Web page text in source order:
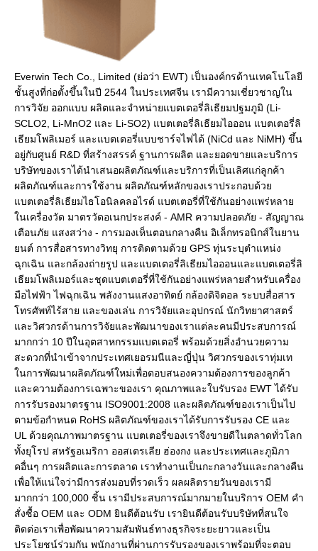
Everwin Tech Co., Limited (ย่อว่า EWT) เป็นองค์กรด้านเทคโนโลยี
ชั้นสูงที่ก่อตั้งขึ้นในปี 2544 ในประเทศจีน เรามีความเชี่ยวชาญใน
การวิจัย ออกแบบ ผลิตและจำหน่ายแบตเตอรี่ลิเธียมปฐมภูมิ (Li-
SCLO2, Li-MnO2 และ Li-SO2) แบตเตอรี่ลิเธียมไอออน แบตเตอรี่ลิ
เธียมโพลิเมอร์ และแบตเตอรี่แบบชาร์จไฟได้ (NiCd และ NiMH) ขึ้น
อยู่กับศูนย์ R&D ที่สร้างสรรค์ ฐานการผลิต และยอดขายและบริการ
บริษัทของเราได้นำเสนอผลิตภัณฑ์และบริการที่เป็นเลิศแก่ลูกค้า
ผลิตภัณฑ์และการใช้งาน ผลิตภัณฑ์หลักของเราประกอบด้วย
แบตเตอรี่ลิเธียมไธโอนิลคลอไรด์ แบตเตอรี่ที่ใช้กันอย่างแพร่หลาย
ในเครื่องวัด มาตรวัดอเนกประสงค์ - AMR ความปลอดภัย - สัญญาณ
เตือนภัย แสงสว่าง - การมองเห็นตอนกลางคืน อิเล็กทรอนิกส์ในยาน
ยนต์ การสื่อสารทางวิทยุ การติดตามด้วย GPS ทุ่นระบุตำแหน่ง
ฉุกเฉิน และกล้องถ่ายรูป และแบตเตอรี่ลิเธียมไอออนและแบตเตอรี่ลิ
เธียมโพลิเมอร์และชุดแบตเตอรี่ที่ใช้กันอย่างแพร่หลายสำหรับเครื่อง
มือไฟฟ้า ไฟฉุกเฉิน พลังงานแสงอาทิตย์ กล้องดิจิตอล ระบบสื่อสาร
โทรศัพท์ไร้สาย และของเล่น การวิจัยและอุปกรณ์ นักวิทยาศาสตร์
และวิศวกรด้านการวิจัยและพัฒนาของเราแต่ละคนมีประสบการณ์
มากกว่า 10 ปีในอุตสาหกรรมแบตเตอรี่ พร้อมด้วยสิ่งอำนวยความ
สะดวกที่นำเข้าจากประเทศเยอรมนีและญี่ปุ่น วิศวกรของเราทุ่มเท
ในการพัฒนาผลิตภัณฑ์ใหม่เพื่อตอบสนองความต้องการของลูกค้า
และความต้องการเฉพาะของเรา คุณภาพและใบรับรอง EWT ได้รับ
การรับรองมาตรฐาน ISO9001:2008 และผลิตภัณฑ์ของเราเป็นไป
ตามข้อกำหนด RoHS ผลิตภัณฑ์ของเราได้รับการรับรอง CE และ
UL ด้วยคุณภาพมาตรฐาน แบตเตอรี่ของเราจึงขายดีในตลาดทั่วโลก
ทั้งยุโรป สหรัฐอเมริกา ออสเตรเลีย ฮ่องกง และประเทศและภูมิภา
คอื่นๆ การผลิตและการตลาด เราทำงานเป็นกะกลางวันและกลางคืน
เพื่อให้แน่ใจว่ามีการส่งมอบที่รวดเร็ว ผลผลิตรายวันของเรามี
มากกว่า 100,000 ชิ้น เรามีประสบการณ์มากมายในบริการ OEM คำ
สั่งซื้อ OEM และ ODM ยินดีต้อนรับ เรายินดีต้อนรับบริษัทที่สนใจ
ติดต่อเราเพื่อพัฒนาความสัมพันธ์ทางธุรกิจระยะยาวและเป็น
ประโยชน์ร่วมกัน พนักงานที่ผ่านการรับรองของเราพร้อมที่จะตอบ